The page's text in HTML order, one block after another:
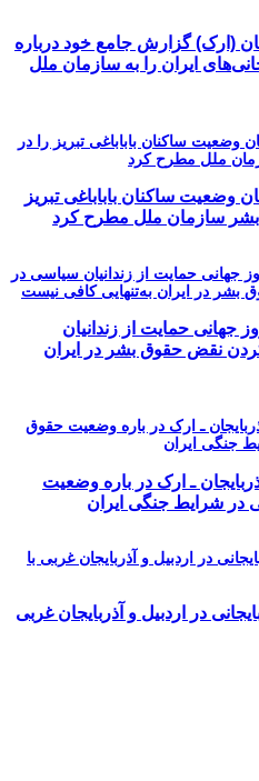
(ارک) گزارش جامع خود درباره
ایران را به سازمان ملل
وضعیت ساکنان باباباغی تبریز
سازمان ملل مطرح کرد
جهانی حمایت از زندانیان
نقض حقوق بشر در ایران
ـ ارک در باره وضعیت
در شرایط جنگی ایران
در اردبیل و آذربایجان غربی